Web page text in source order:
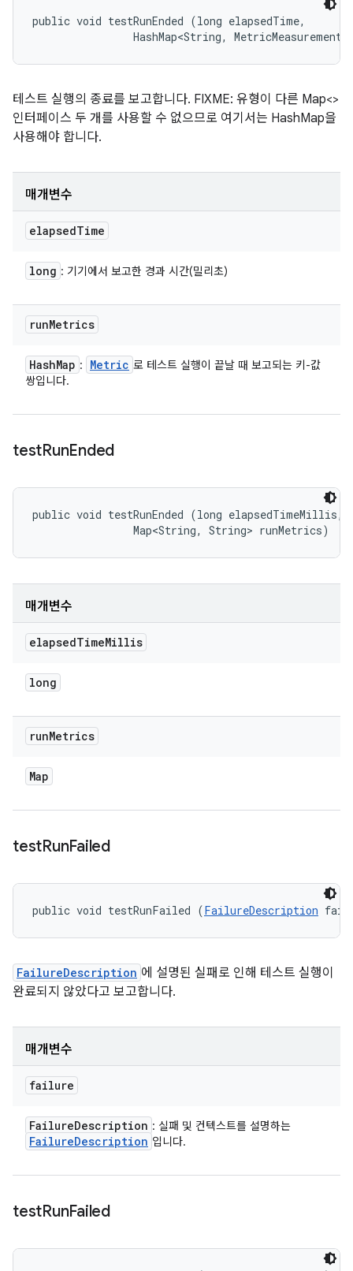
public void testRunEnded (long elapsedTime,
HashMap<String,
테스트 실행의 종료를 보고합니다. FIXME: 유형이 다른 Map<>
인터페이스 두 개를 사용할 수 없으므로 여기서는 HashMap을
사용해야 합니다.
매개변수
elapsedTime
long : 기기에서 보고한 경과 시간(밀리초)
runMetrics
HashMap : Metric 로 테스트 실행이 끝날 때 보고되는 키-값
쌍입니다.
testRunEnded
public void testRunEnded (long elapsedTimeMillis,
                Map<String, String> runMetrics)
매개변수
elapsedTimeMillis
long
runMetrics
Map
testRunFailed
public void testRunFailed (FailureDescription
FailureDescription 에 설명된 실패로 인해 테스트 실행이
완료되지 않았다고 보고합니다.
매개변수
failure
FailureDescription : 실패 및 컨텍스트를 설명하는
FailureDescription 입니다.
testRunFailed